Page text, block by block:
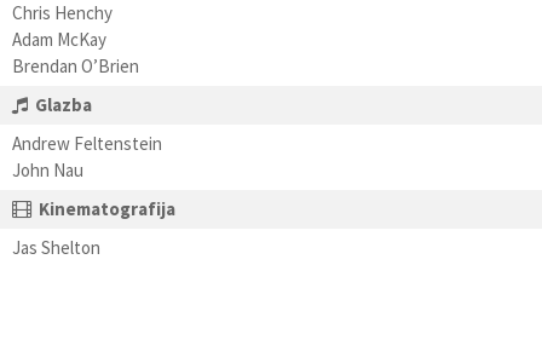
Chris Henchy
Adam McKay
Brendan O’Brien
Glazba
Andrew Feltenstein
John Nau
Kinematografija
Jas Shelton